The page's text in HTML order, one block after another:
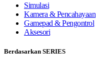
Simulasi
Kamera & Pencahayaan
Gamepad & Pengontrol
Aksesori
Berdasarkan SERIES